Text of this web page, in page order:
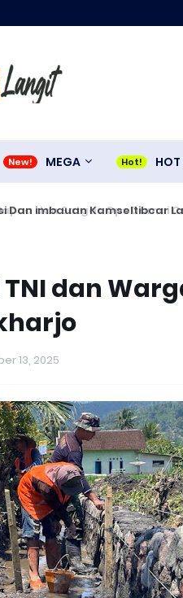
MEGA HOT
Dan imbauan Kamseltibcar
dan
13, 2025